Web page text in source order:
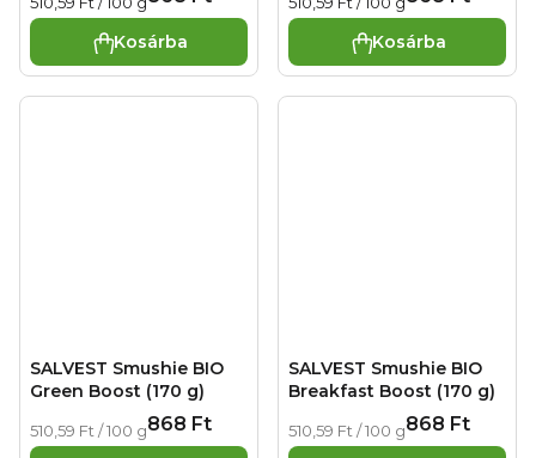
Kosárba Kosárba
SALVEST Smushie BIO
Green Boost (170 g)
868 Ft
Egységár:
510,59 Ft / 100 g
SALVEST Smushie BIO
Breakfast Boost (170 g)
868 Ft
Egységár:
510,59 Ft / 100 g